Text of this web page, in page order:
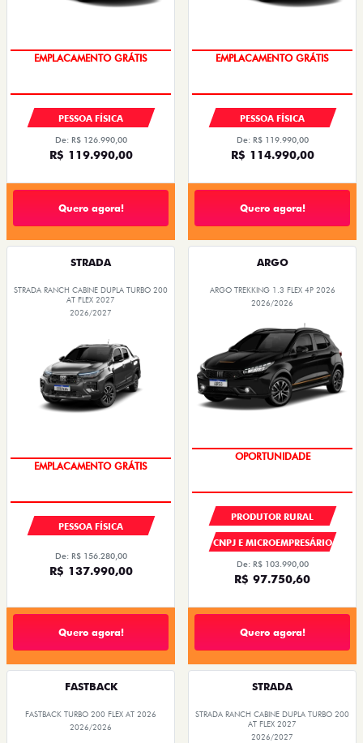
OPORTUNIDADE
PESSOA FÍSICA
De: R$ 126.990,00
R$ 119.990,00
Quero agora!
OPORTUNIDADE
PESSOA FÍSICA
De: R$ 119.990,00
R$ 114.990,00
Quero agora!
STRADA
STRADA RANCH CABINE DUPLA TURBO 200
AT FLEX 2027
2026/2027
OPORTUNIDADE
PESSOA FÍSICA
De: R$ 156.280,00
R$ 137.990,00
Quero agora!
ARGO
ARGO TREKKING 1.3 FLEX 4P 2026
2026/2026
PREÇOS REDUZIDOS
PRODUTOR RURAL
CNPJ E MICROEMPRESÁRIO
De: R$ 103.990,00
R$ 97.750,60
Quero agora!
FASTBACK
FASTBACK TURBO 200 FLEX AT 2026
2026/2026
STRADA
STRADA RANCH CABINE DUPLA TURBO 200
AT FLEX 2027
2026/2027